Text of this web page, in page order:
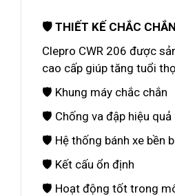
🛡️ THIẾT KẾ CHẮC
Clepro CWR 206 được
cao cấp giúp tăng tuổi
🛡️ Khung máy chắc chắn
🛡️ Chống va đập hiệu quả
🛡️ Hệ thống bánh xe bền
🛡️ Kết cấu ổn định
🛡️ Hoạt động tốt trong